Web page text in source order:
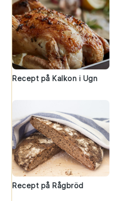
Recept på Kalkon i Ugn
Recept på Rågbröd